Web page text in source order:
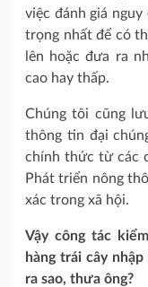
việc đánh giá
trọng nhất để có
lên hoặc đưa ra
cao hay thấp.
Chúng tôi cũng
thông tin đại
chính thức từ các
Phát triển nông
xác trong xã hội.
Vậy công tác
hàng trái cây
ra sao, thưa ông?